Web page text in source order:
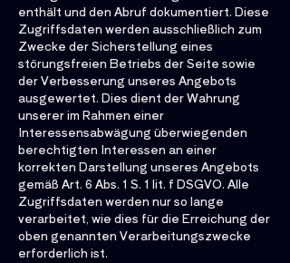
enthält und den Abruf dokumentiert. Diese
Zugriffsdaten werden ausschließlich zum
Zwecke der Sicherstellung eines
störungsfreien Betriebs der Seite sowie
der Verbesserung unseres Angebots
ausgewertet. Dies dient der Wahrung
unserer im Rahmen einer
Interessensabwägung überwiegenden
berechtigten Interessen an einer
korrekten Darstellung unseres Angebots
gemäß Art. 6 Abs. 1 S. 1 lit. f DSGVO. Alle
Zugriffsdaten werden nur so lange
verarbeitet, wie dies für die Erreichung der
oben genannten Verarbeitungszwecke
erforderlich ist.